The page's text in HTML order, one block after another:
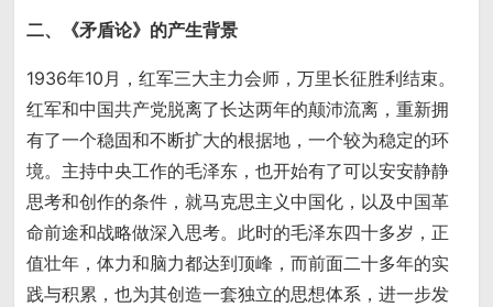
二、《矛盾论》的产生背景
1936年10月，红军三大主力会师，万里长征胜利结束。
红军和中国共产党脱离了长达两年的颠沛流离，重新拥
有了一个稳固和不断扩大的根据地，一个较为稳定的环
境。主持中央工作的毛泽东，也开始有了可以安安静静
思考和创作的条件，就马克思主义中国化，以及中国革
命前途和战略做深入思考。此时的毛泽东四十多岁，正
值壮年，体力和脑力都达到顶峰，而前面二十多年的实
践与积累，也为其创造一套独立的思想体系，进一步发